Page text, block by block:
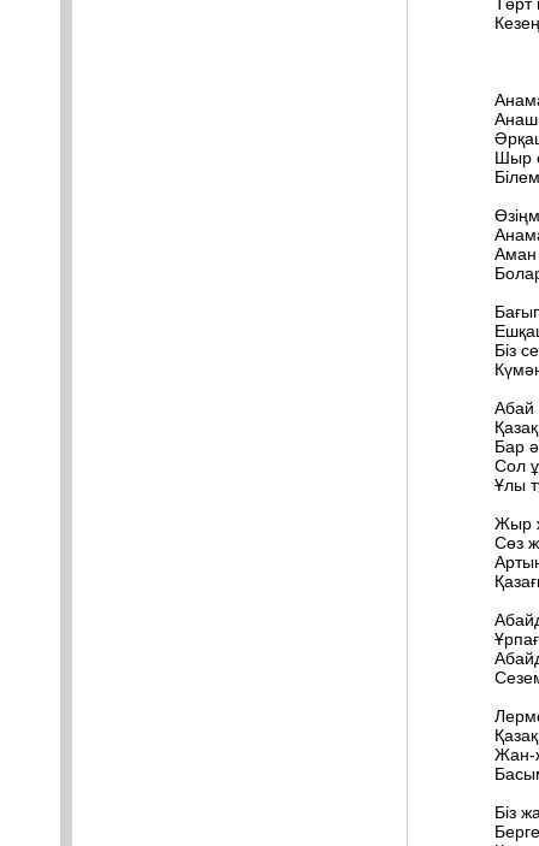
Шыр
Аман
Біз
Абай
Бар
Сол
Ұлы
Жыр
Сөз
Жан-
Біз